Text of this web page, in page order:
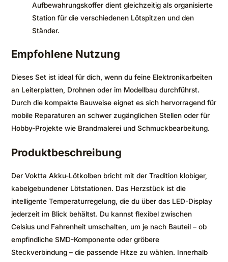
Aufbewahrungskoffer dient gleichzeitig als organisierte
Station für die verschiedenen Lötspitzen und den
Ständer.
Empfohlene Nutzung
Dieses Set ist ideal für dich, wenn du feine Elektronikarbeiten
an Leiterplatten, Drohnen oder im Modellbau durchführst.
Durch die kompakte Bauweise eignet es sich hervorragend für
mobile Reparaturen an schwer zugänglichen Stellen oder für
Hobby-Projekte wie Brandmalerei und Schmuckbearbeitung.
Produktbeschreibung
Der Voktta Akku-Lötkolben bricht mit der Tradition klobiger,
kabelgebundener Lötstationen. Das Herzstück ist die
intelligente Temperaturregelung, die du über das LED-Display
jederzeit im Blick behältst. Du kannst flexibel zwischen
Celsius und Fahrenheit umschalten, um je nach Bauteil – ob
empfindliche SMD-Komponente oder gröbere
Steckverbindung – die passende Hitze zu wählen. Innerhalb